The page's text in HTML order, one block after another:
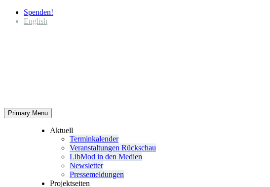
Spenden!
English
Primary Menu
Aktuell
Termin­ka­lender
Veran­stal­tungen Rückschau
LibMod in den Medien
Newsletter
Presse­mel­dungen
Projekt­seiten